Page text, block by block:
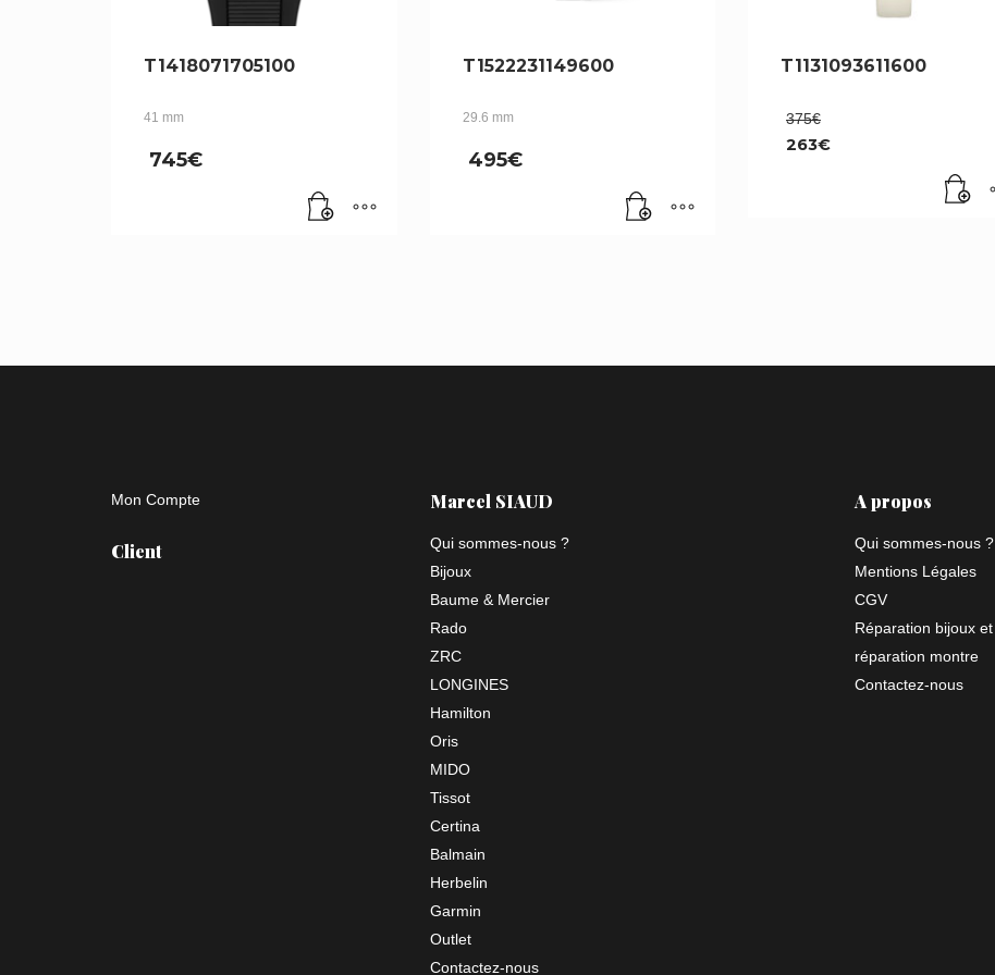
T1418071705100
41 mm
745€
T1522231149600
29.6 mm
495€
T1131093611600
375€
263€
Mon Compte
Client
Marcel SIAUD
Qui sommes-nous ?
Bijoux
Baume & Mercier
Rado
ZRC
LONGINES
Hamilton
Oris
MIDO
Tissot
Certina
Balmain
Herbelin
Garmin
Outlet
Contactez-nous
A propos
Qui sommes-nous ?
Mentions Légales
CGV
Réparation bijoux et
réparation montre
Contactez-nous